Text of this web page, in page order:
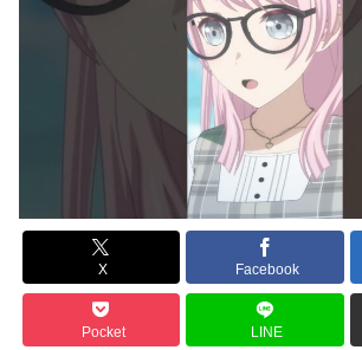
X Facebook
Pocket LINE